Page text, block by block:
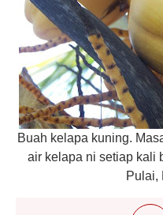
Buah kelapa kuning.
air kelapa ni setiap kali
Pulai,